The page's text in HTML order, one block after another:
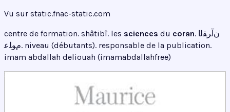
Vu sur static.fnac-static.com
centre de formation. shâtibî. les sciences du coran. ﻥﺁﺮﻘﻟﺍ
ﻡﻮﻠﻋ. niveau (débutants). responsable de la publication.
imam abdallah deliouah (imamabdallahfree)